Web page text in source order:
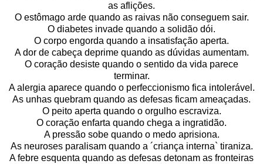
as aflições.
O estômago arde quando as raivas não conseguem sair.
O diabetes invade quando a solidão dói.
O corpo engorda quando a insatisfação aperta.
A dor de cabeça deprime quando as dúvidas aumentam.
O coração desiste quando o sentido da vida parece
terminar.
A alergia aparece quando o perfeccionismo fica intolerável.
As unhas quebram quando as defesas ficam ameaçadas.
O peito aperta quando o orgulho escraviza.
O coração enfarta quando chega a ingratidão.
A pressão sobe quando o medo aprisiona.
As neuroses paralisam quando a ´criança interna` tiraniza.
A febre esquenta quando as defesas detonam as fronteiras